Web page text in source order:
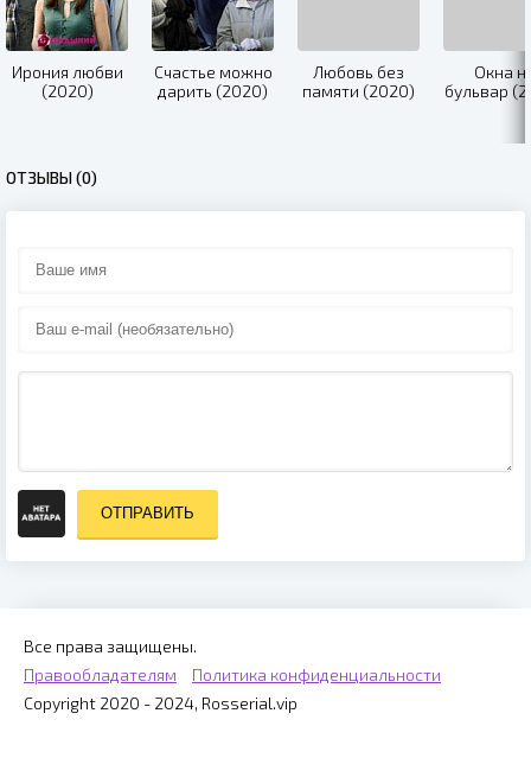
Ирония любви
(2020)
Счастье можно
дарить (2020)
Любовь без
памяти (2020)
Окна
бульвар
ОТЗЫВЫ (0)
ОТПРАВИТЬ
Все права защищены.
Правообладателям
Политика конфиденциальности
Copyright 2020 - 2024, Rosserial.vip